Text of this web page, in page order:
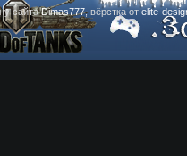
сайтаDimas777, вёрстка от elite-